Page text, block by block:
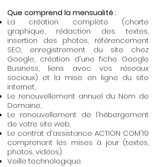
Que comprend la mensualité :
La création complète (charte
graphique, rédaction des textes,
insertion des photos, référencement
SEO, enregistrement du site chez
Google, création d'une fiche Google
Business, liens avec vos réseaux
sociaux) et la mise en ligne du site
internet,
Le renouvellement annuel du Nom de
Domaine,
Le renouvellement de l'hébergement
de votre site web,
Le contrat d'assistance ACTION COM'19
comprenant les mises à jour (textes,
photos, vidéos).
Veille technologique.